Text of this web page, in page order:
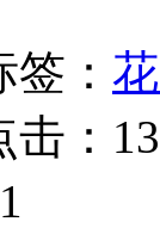
签：
击：